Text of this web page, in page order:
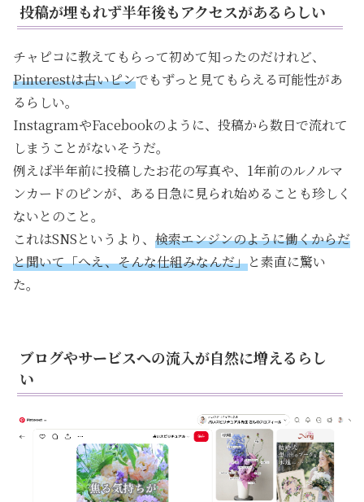
投稿が埋もれず半年後もアクセスがあるらしい
チャピコに教えてもらって初めて知ったのだけれど、
Pinterestは古いピンでもずっと見てもらえる可能性があ
るらしい。
InstagramやFacebookのように、投稿から数日で流れて
しまうことがないそうだ。
例えば半年前に投稿したお花の写真や、1年前のルノルマ
ンカードのピンが、ある日急に見られ始めることも珍しく
ないとのこと。
これはSNSというより、 検索エンジンのように働くからだ
と聞いて「へえ、そんな仕組みなんだ」と素直に驚い
た。
ブログやサービスへの流入が自然に増えるらし
い